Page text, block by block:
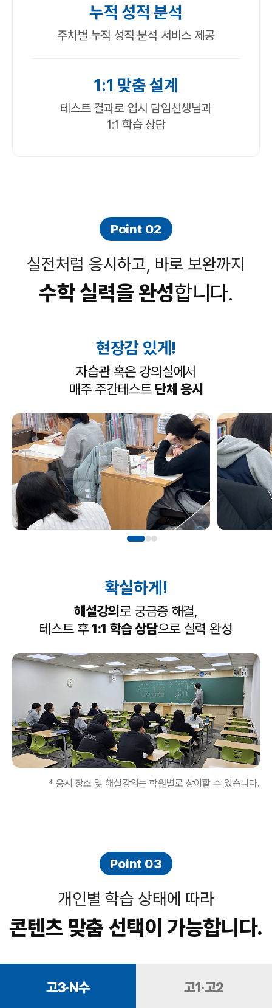
누적 성적 분석
주차별 누적 성적 분석 서비스 제공
1:1 맞춤 설계
테스트 결과로 입시 담임선생님과
1:1 학습 상담
Point 02
실전처럼 응시하고, 바로 보완까지
수학 실력을 완성합니다.
현장감 있게!
자습관 혹은 강의실에서
매주 주간테스트 단체 응시
확실하게!
해설강의 로 궁금증 해결,
테스트 후1:1 학습 상담으로 실력 완성
* 응시 장소 및 해설강의는 학원별로 상이할 수 있습니다.
Point 03
개인별 학습 상태에 따라
콘텐츠 맞춤 선택이 가능합니다.
고3·N수 고1·고2